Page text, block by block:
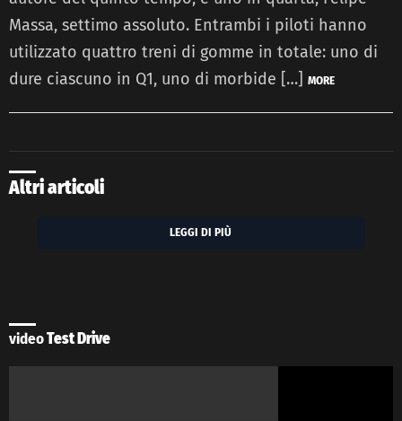
Massa, settimo assoluto. Entrambi i piloti hanno
utilizzato quattro treni di gomme in totale: uno di
dure ciascuno in Q1, uno di morbide […] MORE
Altri articoli
LEGGI DI PIÙ
videoTest Drive